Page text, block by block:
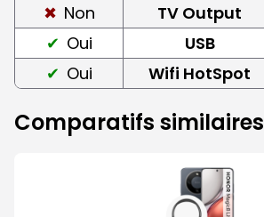
Non
TV Output
Oui
USB
Oui
Wifi HotSpot
Comparatifs similaires